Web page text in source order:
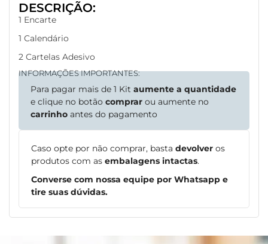
DESCRIÇÃO:
1 Encarte
1 Calendário
2 Cartelas Adesivo
INFORMAÇÕES IMPORTANTES:
Para pagar mais de 1 Kit aumente a quantidade
e clique no botão comprar ou aumente no
carrinho antes do pagamento
Caso opte por não comprar, basta devolver os
produtos com as embalagens intactas.
Converse com nossa equipe por Whatsapp e
tire suas dúvidas.